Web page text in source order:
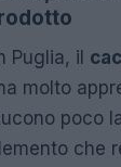
Puglia, il
molto
poco
che